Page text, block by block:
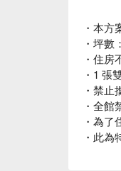
・本方
・坪數
・住房
・1 張
・禁止
・全館
・為了
・此為